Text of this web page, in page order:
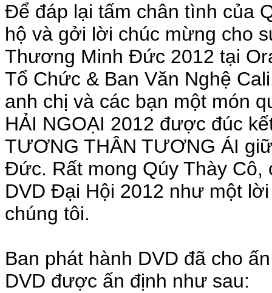
Để đáp lại tấm chân tình của
hộ và gởi lời chúc mừng cho
Thương Minh Đức 2012 tại
Tổ Chức & Ban Văn Nghệ
anh chị và các bạn một món
HẢI NGOẠI 2012 được đúc
TƯƠNG THÂN TƯƠNG ÁI
Đức. Rất mong Qúy Thày Cô,
DVD Đại Hội 2012 như một
chúng tôi.
Ban phát hành DVD đã cho
DVD được ấn định như sau: